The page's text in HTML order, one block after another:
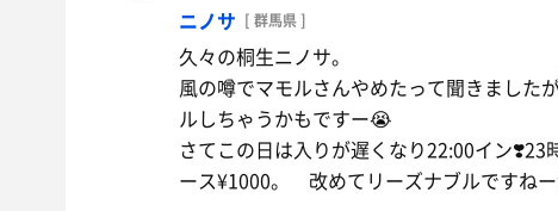
さて、スパイダーマン新作を観にイオンシ
会のオープニングはドローン花火ショーで
映画館について開場するまでロビーで待っ
🤣🤣🤣(外人のお客さんがコスチューム来
周りで子供達もざわつき始め、ファンサー
ニノサ [ 群馬県 ]
久々の桐生ニノサ。
風の噂でマモルさんやめたって聞きました
ルしちゃうかもですー😭
さてこの日は入りが遅くなり22:00イン
ース¥1000。 改めてリーズナブルですねー